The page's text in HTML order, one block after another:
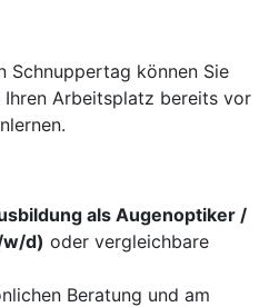
Schnuppertag können Sie
Ihren Arbeitsplatz bereits vor
als Augenoptiker /
d) oder vergleichbare
Beratung und am